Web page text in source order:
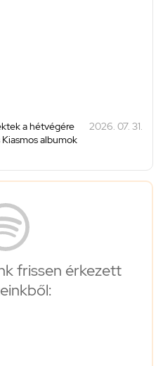
a hétvégére
albumok
2026. 07. 31.
frissen érkezett